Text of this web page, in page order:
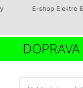
E-shop Elektro